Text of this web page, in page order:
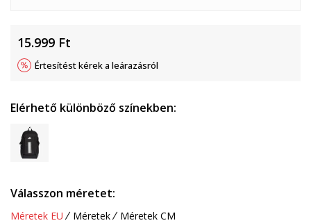
15.999 Ft
Értesítést kérek a leárazásról
Elérhető különböző színekben:
Válasszon méretet:
Méretek EU Méretek Méretek CM